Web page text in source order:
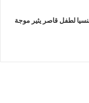
لطفل قاصر يثير موجة